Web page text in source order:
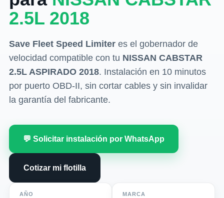
2.5L 2018
Save Fleet Speed Limiteres el gobernador de
velocidad compatible con tu NISSAN CABSTAR
2.5L ASPIRADO 2018. Instalación en 10 minutos
por puerto OBD-II, sin cortar cables y sin invalidar
la garantía del fabricante.
💬 Solicitar instalación por WhatsApp
Cotizar mi flotilla
AÑO MARCA